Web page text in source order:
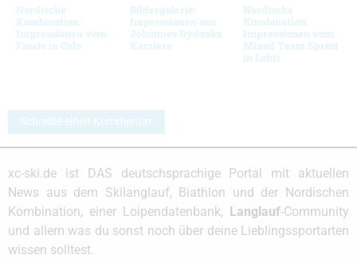
Nordische
Kombination:
Impressionen vom
Finale in Oslo
Bildergalerie:
Impressionen aus
Johannes Rydzeks
Karriere
Nordische
Kombination:
Impressionen vom
Mixed Team Sprint
in Lahti
Schreibe einen Kommentar
xc-ski.de ist DAS deutschsprachige Portal mit aktuellen
News aus dem Skilanglauf, Biathlon und der Nordischen
Kombination, einer Loipendatenbank,
Langlauf-Community
und allem was du sonst noch über deine Lieblingssportarten
wissen solltest.